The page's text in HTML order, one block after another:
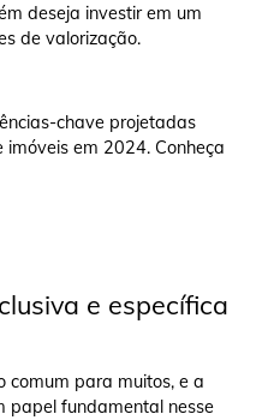
deseja investir em um
de valorização.
chave projetadas
em 2024. Conheça
e específica
comum para muitos, e a
papel fundamental nesse